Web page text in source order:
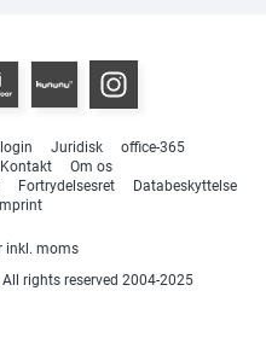
Juridisk
office-365
Kontakt
Om os
Fortrydelsesret
Databeskyttelse
inkl. moms
rights reserved 2004-2025